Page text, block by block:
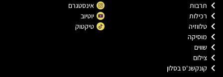
בסלון
אינסטגרם
יוטיוב
טיקטוק